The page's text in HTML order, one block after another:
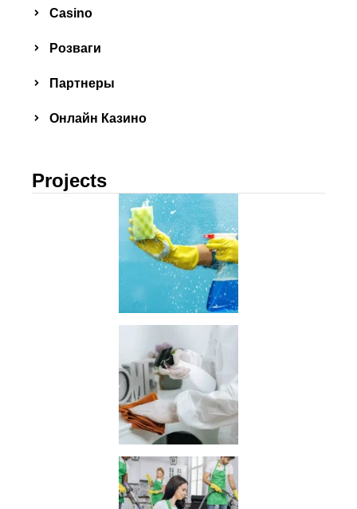
Сasino
Розваги
Партнеры
Онлайн Казино
Projects